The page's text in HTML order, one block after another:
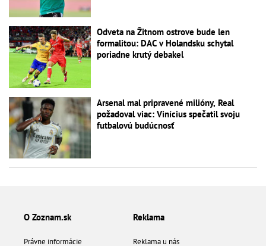
Odveta na Žitnom ostrove bude len
formalitou: DAC v Holandsku schytal
poriadne krutý debakel
Arsenal mal pripravené milióny, Real
požadoval viac: Vinícius spečatil svoju
futbalovú budúcnosť
O Zoznam.sk
Právne informácie
Reklama
Reklama u nás